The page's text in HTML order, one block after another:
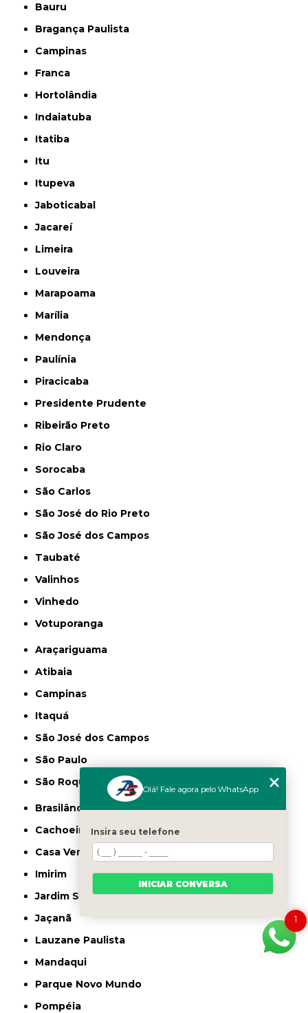
Bauru
Bragança Paulista
Campinas
Franca
Hortolândia
Indaiatuba
Itatiba
Itu
Itupeva
Jaboticabal
Jacareí
Limeira
Louveira
Marapoama
Marília
Mendonça
Paulínia
Piracicaba
Presidente Prudente
Ribeirão Preto
Rio Claro
Sorocaba
São Carlos
São José do Rio Preto
São José dos Campos
Taubaté
Valinhos
Vinhedo
Votuporanga
Araçariguama
Atibaia
Campinas
Itaquá
São José dos Campos
São Paulo
São Roque
Brasilândia
Cachoeirinha
Casa Verde
Imirim
Jardim São Paulo
Jaçanã
Lauzane Paulista
Mandaqui
Parque Novo Mundo
Pompéia
1
Olá! Fale agora pelo WhatsApp
Insira seu telefone
INICIAR CONVERSA